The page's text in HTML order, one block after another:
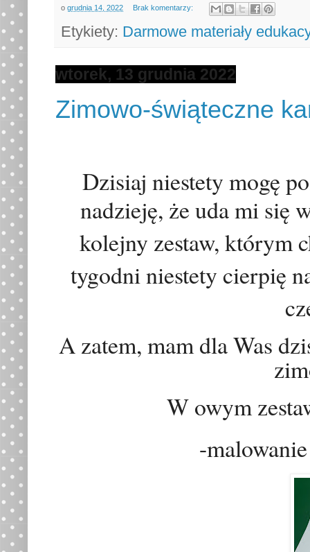
o grudnia 14, 2022 Brak komentarzy:
Etykiety: Darmowe materiały
wtorek, 13 grudnia 2022
Zimowo-świąteczne
Dzisiaj niestety mogę
nadzieję, że uda mi się
kolejny zestaw, którym
tygodni niestety cierpię
A zatem, mam dla Was
W owym
-